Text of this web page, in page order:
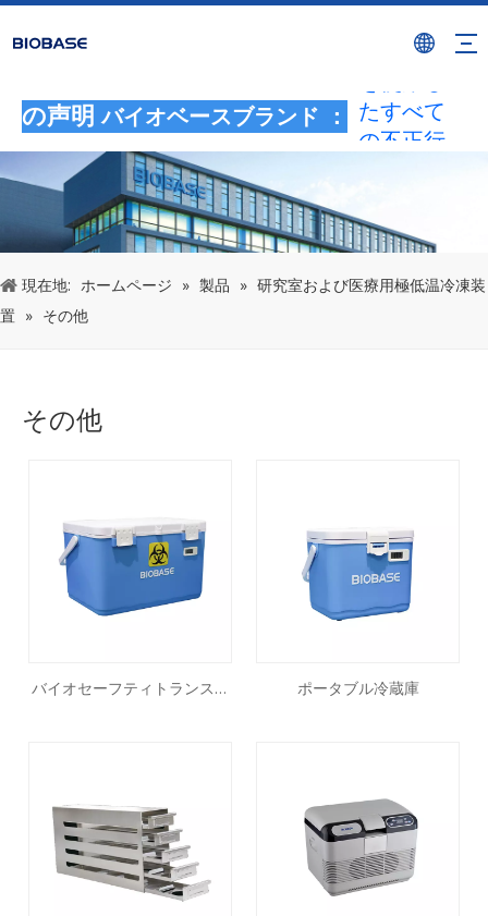
の声明バイオベースブランド ：
ブランド
たすべて
の不正行
とみなさ
れます。
BIOBASE
現在地: ホームページ » 製品 » 研究室および医療用極低温冷凍装
置 » その他
その他
バイオセーフティトランスポ
ポータブル冷蔵庫